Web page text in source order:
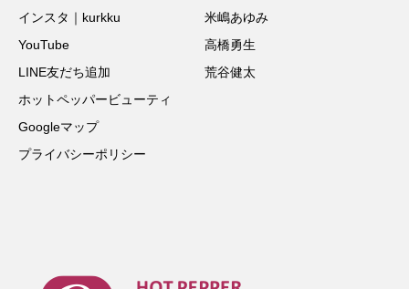
インスタ｜kurkku
YouTube
LINE友だち追加
ホットペッパービューティ
Googleマップ
プライバシーポリシー
米嶋あゆみ
高橋勇生
荒谷健太